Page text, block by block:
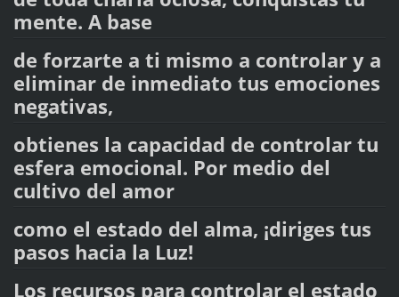
mente. A base
de forzarte a ti mismo a controlar y a
eliminar de inmediato tus emociones
negativas,
obtienes la capacidad de controlar tu
esfera emocional. Por medio del
cultivo del amor
como el estado del alma, ¡diriges tus
pasos hacia la Luz!
Los recursos para controlar el estado